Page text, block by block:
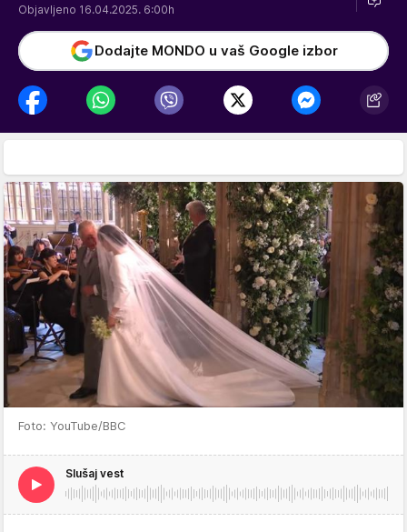
Objavljeno 16.04.2025. 6:00h
Dodajte MONDO u vaš Google izbor
Foto: YouTube/BBC
Slušaj vest